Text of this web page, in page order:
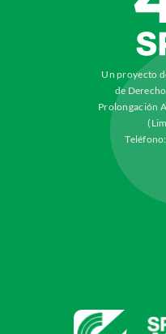
Un proyecto
de
Prolongación